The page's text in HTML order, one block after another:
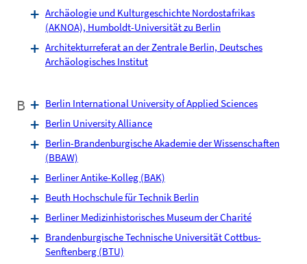
Archäologie und Kulturgeschichte Nordostafrikas
(AKNOA), Humboldt-Universität zu Berlin
Architekturreferat an der Zentrale Berlin, Deutsches
Archäologisches Institut
B
Berlin International University of Applied Sciences
Berlin University Alliance
Berlin-Brandenburgische Akademie der Wissenschaften
(BBAW)
Berliner Antike-Kolleg (BAK)
Beuth Hochschule für Technik Berlin
Berliner Medizinhistorisches Museum der Charité
Brandenburgische Technische Universität Cottbus-
Senftenberg (BTU)